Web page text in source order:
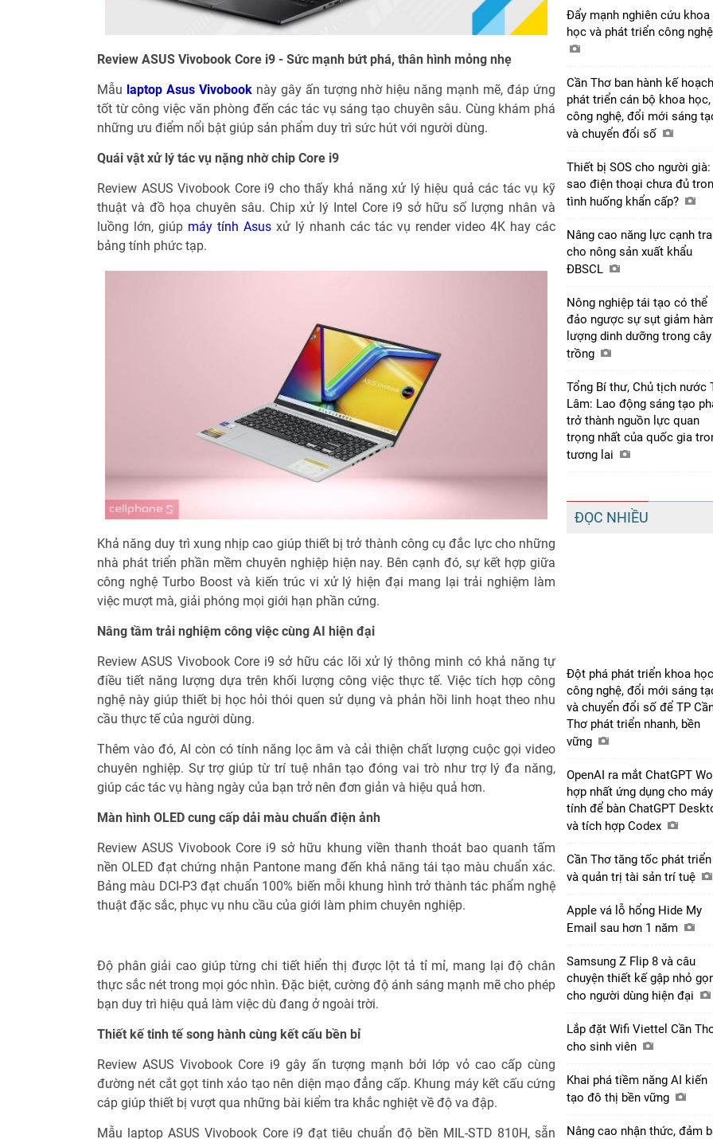
Review ASUS Vivobook Core i9 - Sức mạnh bứt phá, thân hình mỏng nhẹ
Mẫu laptop Asus Vivobooknày gây ấn tượng nhờ hiệu năng mạnh mẽ, đáp ứng
tốt từ công việc văn phòng đến các tác vụ sáng tạo chuyên sâu. Cùng khám phá
những ưu điểm nổi bật giúp sản phẩm duy trì sức hút với người dùng.
Quái vật xử lý tác vụ nặng nhờ chip Core i9
Review ASUS Vivobook Core i9 cho thấy khả năng xử lý hiệu quả các tác vụ kỹ
thuật và đồ họa chuyên sâu. Chip xử lý Intel Core i9 sở hữu số lượng nhân và
luồng lớn, giúp máy tính Asus xử lý nhanh các tác vụ render video 4K hay các
bảng tính phức tạp.
Khả năng duy trì xung nhịp cao giúp thiết bị trở thành công cụ đắc lực cho những
nhà phát triển phần mềm chuyên nghiệp hiện nay. Bên cạnh đó, sự kết hợp giữa
công nghệ Turbo Boost và kiến trúc vi xử lý hiện đại mang lại trải nghiệm làm
việc mượt mà, giải phóng mọi giới hạn phần cứng.
Nâng tầm trải nghiệm công việc cùng AI hiện đại
Review ASUS Vivobook Core i9 sở hữu các lõi xử lý thông minh có khả năng tự
điều tiết năng lượng dựa trên khối lượng công việc thực tế. Việc tích hợp công
nghệ này giúp thiết bị học hỏi thói quen sử dụng và phản hồi linh hoạt theo nhu
cầu thực tế của người dùng.
Thêm vào đó, AI còn có tính năng lọc âm và cải thiện chất lượng cuộc gọi video
chuyên nghiệp. Sự trợ giúp từ trí tuệ nhân tạo đóng vai trò như trợ lý đa năng,
giúp các tác vụ hàng ngày của bạn trở nên đơn giản và hiệu quả hơn.
Màn hình OLED cung cấp dải màu chuẩn điện ảnh
Review ASUS Vivobook Core i9 sở hữu khung viền thanh thoát bao quanh tấm
nền OLED đạt chứng nhận Pantone mang đến khả năng tái tạo màu chuẩn xác.
Bảng màu DCI-P3 đạt chuẩn 100% biến mỗi khung hình trở thành tác phẩm nghệ
thuật đặc sắc, phục vụ nhu cầu của giới làm phim chuyên nghiệp.
Đẩy mạnh nghiên cứu khoa
học và phát triển công nghệ
Cần Thơ ban hành kế hoạch
phát triển cán bộ khoa học,
công nghệ, đổi mới sáng
và chuyển đổi số
Thiết bị SOS cho người già:
sao điện thoại chưa đủ
tình huống khẩn cấp?
Nâng cao năng lực cạnh
cho nông sản xuất khẩu
ĐBSCL
Nông nghiệp tái tạo có thể
đảo ngược sự sụt giảm
lượng dinh dưỡng trong cây
trồng
Tổng Bí thư, Chủ tịch nước
Lâm: Lao động sáng tạo
trở thành nguồn lực quan
trọng nhất của quốc gia
tương lai
ĐỌC NHIỀU
Đột phá phát triển khoa
công nghệ, đổi mới sáng
và chuyển đổi số để TP
Thơ phát triển nhanh, bền
vững
OpenAI ra mắt ChatGPT
hợp nhất ứng dụng cho máy
tính để bàn ChatGPT
và tích hợp Codex
Cần Thơ tăng tốc phát triển
và quản trị tài sản trí tuệ
Apple vá lỗ hổng Hide My
Email sau hơn 1 năm
Samsung Z Flip 8 và câu
chuyện thiết kế gập nhỏ
cho người dùng hiện đại
Lắp đặt Wifi Viettel Cần
cho sinh viên
Khai phá tiềm năng AI kiến
tạo đô thị bền vững
Nâng cao nhận thức, đảm